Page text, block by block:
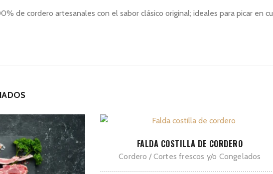
de cordero artesanales con el sabor clásico original; ideales para picar en
SELECCIONAR OPCIONES
producto
tiene
múltiples
FALDA COSTILLA DE CORDERO
Cordero Cortes frescos y/o Congelados